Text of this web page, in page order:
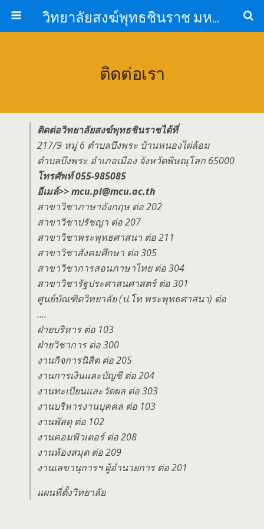
วิทยาลัยสงฆ์พุทธชินราช มหาวิทยาลัยมหาจุฬาลงกรณราชวิทยาลัย
ติดต่อเรา
ติดต่อวิทยาลัยสงฆ์พุทธชินราชได้ที่
217/9 หมู่ 6 ตำบลบึงพระ บ้านหนองไผ่ล้อม
ตำบลบึงพระ อำเภอเมือง จังหวัดพิษณุโลก 65000
โทรศัพท์ 055-985085
อีเมล์>> mcu.pl@mcu.ac.th
สาขาวิชาภาษาอังกฤษ ต่อ 202
สาขาวิชาปรัชญา ต่อ 207
สาขาวิชาพระพุทธศาสนา ต่อ 211
สาขาวิชาสังคมศึกษา ต่อ 305
สาขาวิชาการสอนภาษาไทย ต่อ 304
สาขาวิชารัฐประศาสนศาสตร์ ต่อ 301
ศูนย์บัณฑิตวิทยาลัย (ป.โท พระพุทธศาสนา) ต่อ
….
ฝ่ายบริหาร ต่อ 103
ฝ่ายวิชาการ ต่อ 300
งานกิจการนิสิต ต่อ 205
งานการเงินและบัญชี ต่อ 204
งานทะเบียนและวัดผล ต่อ 303
งานบริหารงานบุคคล ต่อ 103
งานพัสดุ ต่อ 102
งานคอมพิวเตอร์ ต่อ 208
งานห้องสมุด ต่อ 209
งานเลขานุการฯ ผู้อำนวยการ ต่อ 201
แผนที่ตั้งวิทยาลัย